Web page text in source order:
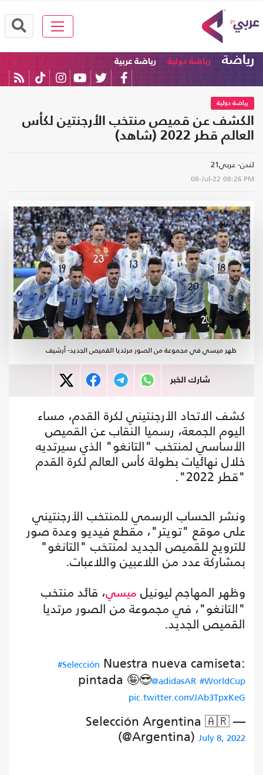
رياضة رياضة دولية رياضة عربية
رياضة دولية
الكشف عن قميص منتخب الأرجنتين لكأس
العالم قطر 2022 (شاهد)
لندن- عربي21
08-Jul-22 08:26 PM
ظهر ميسي في مجموعة من الصور مرتديا القميص الجديد- أرشيف
شارك الخبر
كشف الاتحاد الأرجنتيني لكرة القدم، مساء
اليوم الجمعة، رسميا النقاب عن القميص
الأساسي لمنتخب "التانغو" الذي سيرتديه
خلال نهائيات بطولة كأس العالم لكرة القدم
"قطر 2022".
ونشر الحساب الرسمي للمنتخب الأرجنتيني
على موقع "تويتر"، مقطع فيديو وعدة صور
للترويج للقميص الجديد لمنتخب "التانغو"
بمشاركة عدد من اللاعبين واللاعبات.
وظهر المهاجم ليونيل ميسي، قائد منتخب
"التانغو"، في مجموعة من الصور مرتديا
القميص الجديد.
#Selección Nuestra nueva camiseta:
pintada 🤪😎@adidasAR #WorldCup
pic.twitter.com/JAb3TpxKeG
— Selección Argentina 🇦🇷
(@Argentina) July 8, 2022